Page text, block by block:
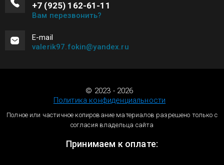
+7 (925) 162-61-11
Вам перезвонить?
Е-mail
valerik97.fokin@yandex.ru
© 2023 - 2026
Политика конфиденциальности
Полное или частичное копирование материалов разрешено только с
согласия владельца сайта
Принимаем к оплате: